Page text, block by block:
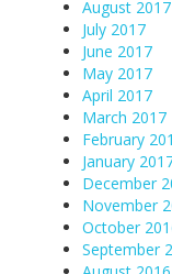
August 2017
July 2017
June 2017
May 2017
April 2017
March 2017
February
January
December
November
October
September